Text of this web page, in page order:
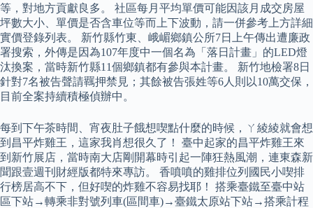
等，對地方貢獻良多。 社區每月平均單價可能因該月成交房屋
坪數大小、單價是否含車位等而上下波動，請一併參考上方詳細
實價登錄列表。 新竹縣竹東、峨嵋鄉鎮公所7日上午傳出遭廉政
署搜索，外傳是因為107年度中一個名為「落日計畫」的LED燈
汰換案，當時新竹縣11個鄉鎮都有參與本計畫。 新竹地檢署8日
針對7名被告聲請羈押禁見；其餘被告張姓等6人則以10萬交保，
目前全案持續積極偵辦中。
每到下午茶時間、宵夜肚子餓想喫點什麼的時候，ㄚ綾綾就會想
到昌平炸雞王，這家我肖想很久了！ 臺中起家的昌平炸雞王來
到新竹展店，當時南大店剛開幕時引起一陣狂熱風潮，連東森新
聞跟壹週刊財經版都特來專訪。 香噴噴的雞排位列國民小喫排
行榜居高不下，但好喫的炸雞不容易找耶！ 搭乘臺鐵至臺中站
區下站→轉乘非對號列車(區間車)→臺鐵太原站下站→搭乘計程